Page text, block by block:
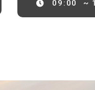
09:00
~